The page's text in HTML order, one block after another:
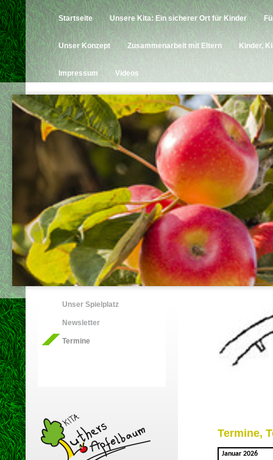
Startseite Unsere Kita: Ein sicherer Ort für Kinder
Unser Konzept Zusammenarbeit mit Eltern Kinder,
Impressum Videos
Unser Spielplatz
Newsletter
Termine
Termine,
Januar 2026